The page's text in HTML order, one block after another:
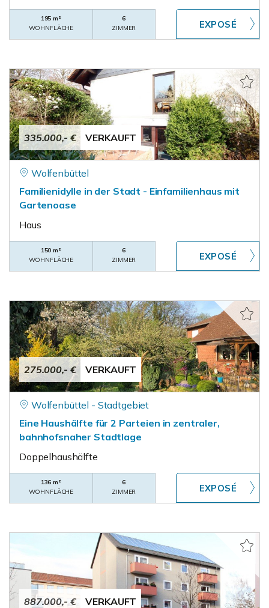
195 m²
WOHNFLÄCHE
6
ZIMMER
335.000,- € VERKAUFT
Wolfenbüttel
Familienidylle in der Stadt - Einfamilienhaus mit
Gartenoase
Haus
150 m²
WOHNFLÄCHE
6
ZIMMER
275.000,- € VERKAUFT
Wolfenbüttel - Stadtgebiet
Eine Haushälfte für 2 Parteien in zentraler,
bahnhofsnaher Stadtlage
Doppelhaushälfte
136 m²
WOHNFLÄCHE
6
ZIMMER
887.000,- € VERKAUFT